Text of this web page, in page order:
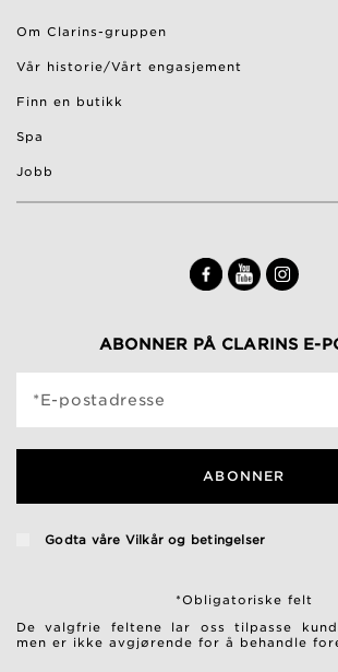
Om Clarins-gruppen
Vår historie/Vårt engasjement
Finn en butikk
Spa
Jobb
ABONNER PÅ CLARINS E-
*E-postadresse
ABONNER
Godta våre Vilkår og betingelser
*Obligatoriske felt
De valgfrie feltene lar oss tilpasse
men er ikke avgjørende for å behandle